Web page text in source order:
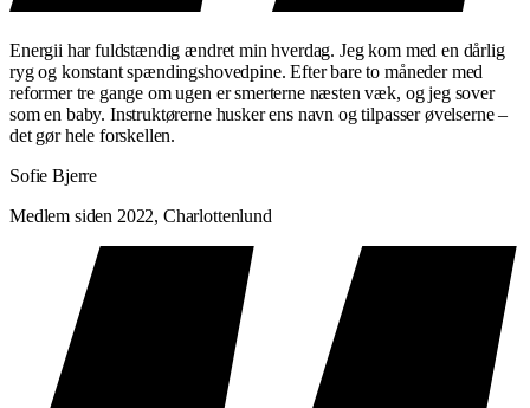
Energii har fuldstændig ændret min hverdag. Jeg kom med en dårlig
ryg og konstant spændingshovedpine. Efter bare to måneder med
reformer tre gange om ugen er smerterne næsten væk, og jeg sover
som en baby. Instruktørerne husker ens navn og tilpasser øvelserne –
det gør hele forskellen.
Sofie Bjerre
Medlem siden 2022, Charlottenlund